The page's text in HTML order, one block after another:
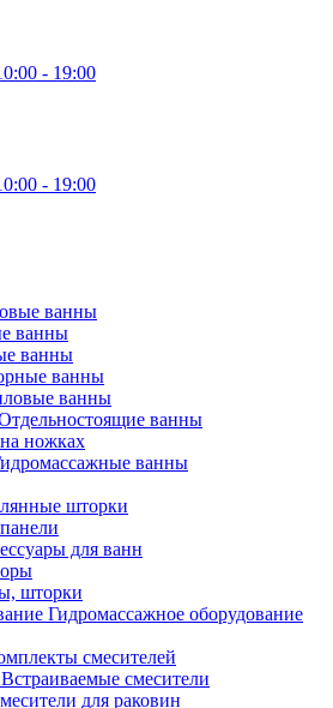
- 19:00
- 19:00
ванны
ванны
ванны
ванны
ванны
ванны
ножках
ванны
шторки
для ванн
шторки
Гидромассажное оборудование
смесителей
Встраиваемые смесители
для раковин